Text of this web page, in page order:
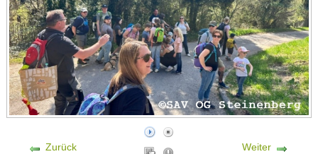
Zurück
Weiter